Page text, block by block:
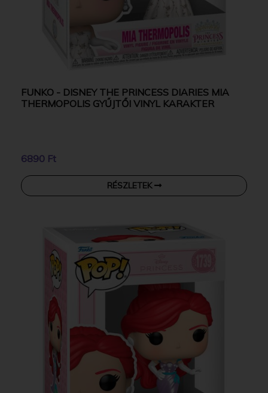
FUNKO - DISNEY THE PRINCESS DIARIES MIA
THERMOPOLIS GYŰJTŐI VINYL KARAKTER
6890 Ft
RÉSZLETEK